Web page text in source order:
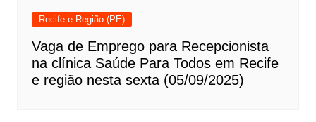
Recife e Região (PE)
Vaga de Emprego para Recepcionista
na clínica Saúde Para Todos em Recife
e região nesta sexta (05/09/2025)